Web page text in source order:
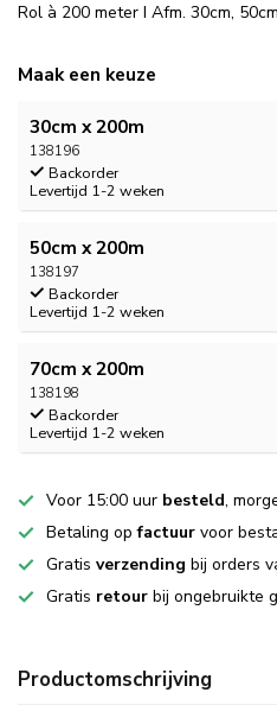
Rol à 200 meter I Afm. 30cm,
Maak een keuze
30cm x 200m
138196
Backorder
Levertijd 1-2 weken
50cm x 200m
138197
Backorder
Levertijd 1-2 weken
70cm x 200m
138198
Backorder
Levertijd 1-2 weken
Voor 15:00 uur besteld,
Betaling opfactuur voor
Gratis verzending bij orders
Gratis retour bij ongebruikte
Productomschrijving